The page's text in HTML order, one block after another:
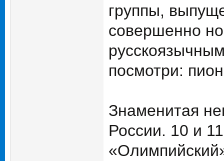
группы,
совершенно
посмотри:
Знаменитая
России. 10 и